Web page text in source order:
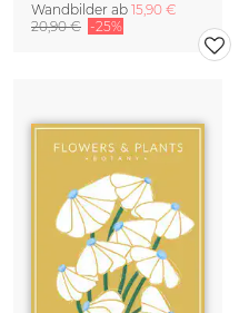
Wandbilder ab 15,90 €
20,90 € -25%